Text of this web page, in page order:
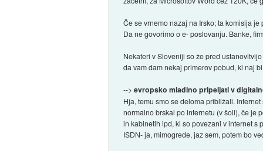
Če se vrnemo nazaj na Irsko; ta komisija
Da ne govorimo o e- poslovanju. Banke,
Nekateri v Sloveniji so že pred
da vam dam nekaj primerov pobud, ki naj
-->evropsko mladino pripeljati v
Hja, temu smo se deloma približali.
normalno brskal po internetu (v šoli), če je
in kabinetih ipd, ki so povezani v internet s
ISDN- ja, mimogrede, jaz sem, potem bo